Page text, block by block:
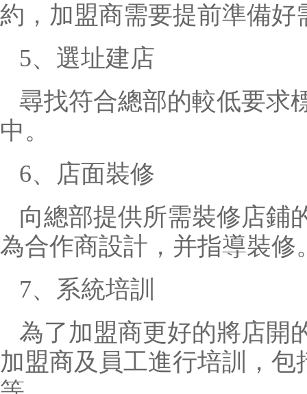
約，加盟商需要提前準備
5、選址建店
尋找符合總部的較低要求
中。
6、店面裝修
向總部提供所需裝修店鋪
為合作商設計，并指導裝修
7、系統培訓
為了加盟商更好的將店開
加盟商及員工進行培訓，